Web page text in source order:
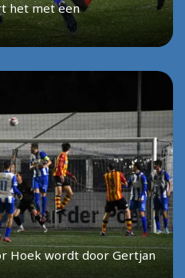
het met een
Hoek wordt door Gertjan